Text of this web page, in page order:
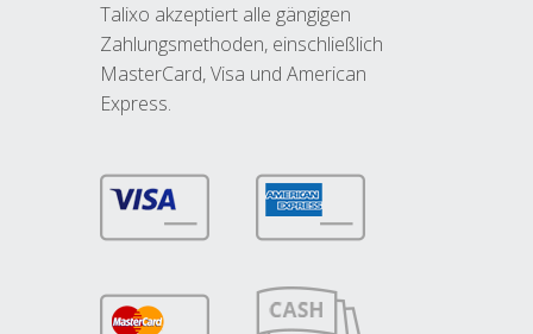
Talixo akzeptiert alle gängigen
Zahlungsmethoden, einschließlich
MasterCard, Visa und American
Express.